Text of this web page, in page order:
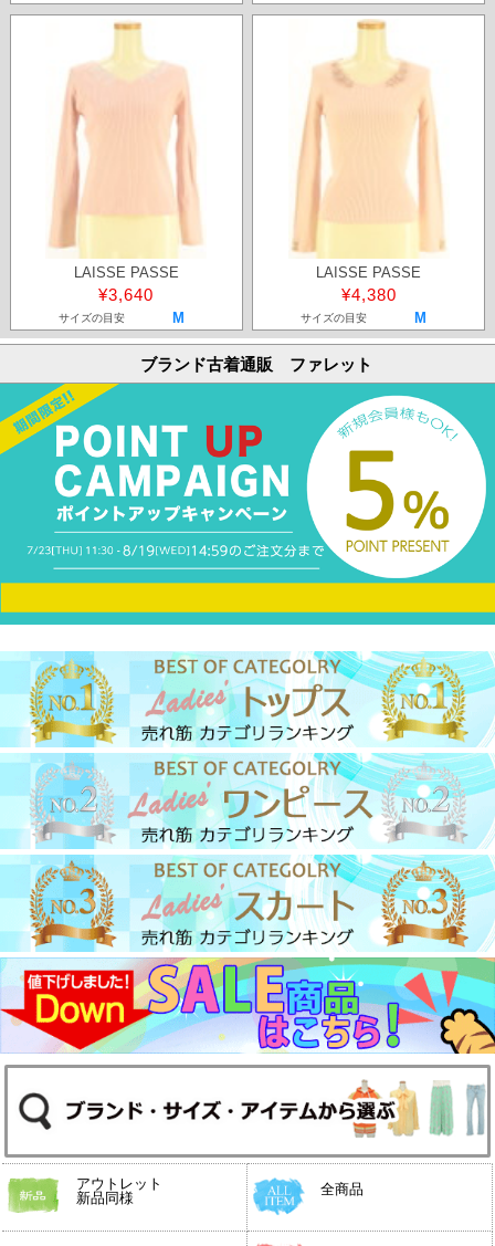
LAISSE PASSE
¥3,640
サイズの目安 M
LAISSE PASSE
¥4,380
サイズの目安 M
ブランド古着通販 ファレット
アウトレット
新品同様
全商品